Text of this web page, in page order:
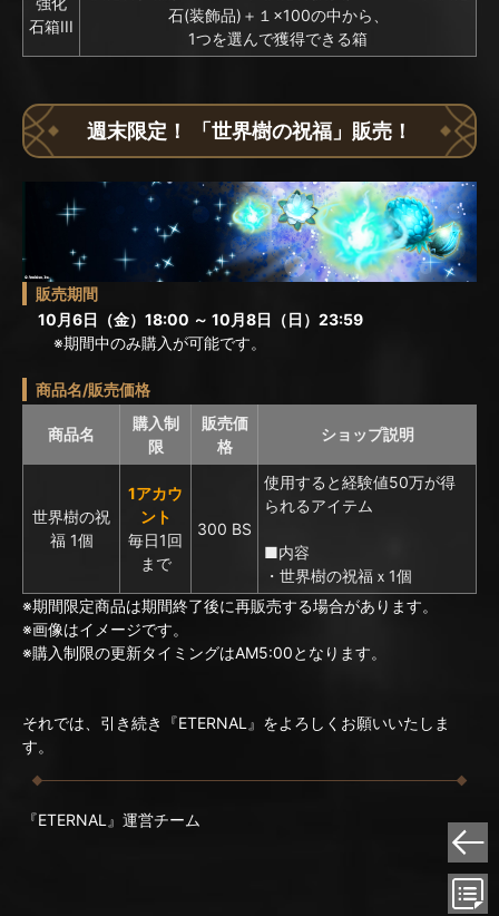
石箱III
石(装飾品)＋１×100の中から、
1つを選んで獲得できる箱
週末限定！ 「世界樹の祝福」販売！
販売期間
10月6日（金）18:00 ～ 10月8日（日）23:59
※期間中のみ購入が可能です。
商品名/販売価格
商品名
購入制
限
販売価
格
ショップ説明
世界樹の祝
福 1個
1アカウ
ント
毎日1回
まで
300 BS
使用すると経験値50万が得
られるアイテム
■内容
・世界樹の祝福ｘ1個
※期間限定商品は期間終了後に再販売する場合があります。
※画像はイメージです。
※購入制限の更新タイミングはAM5:00となります。
それでは、引き続き『ETERNAL』をよろしくお願いいたしま
す。
『ETERNAL』運営チーム